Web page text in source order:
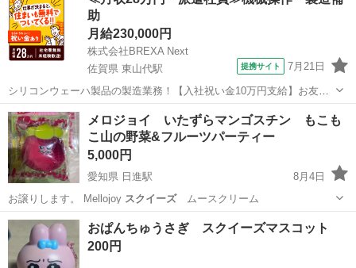
助
月給230,000円
株式会社BREXA Next
佐賀県 東山代駅
提携サイト 7月21日
シリコンウェーハ製品の製造業務！【入社祝い金10万円支給】お友達
やカップルとの応募OK◎年間休日129日＆休出なしでプライベート充
実♪業務はクリーンルームで快適作業◎自社正社員登用制度あり★1食
300円～の格安食堂あり！《佐...
佐賀 伊万里市 東山代駅 その他
メロジョイ いたずらマンゴスチン もこも
こ山の野菜&フルーツパーティー
5,000円
愛知県 日進駅
8月4日
お譲りします。 Mellojoy スクイーズムースクリーム
愛知 日進市 日進駅 その他
おぱんちゅうさぎ スクイーズマスコット
200円